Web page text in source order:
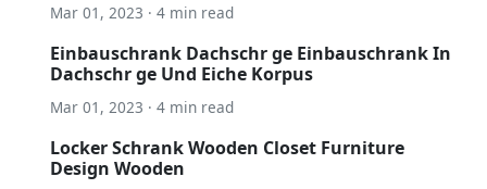
Mar 01, 2023 · 4 min read
Einbauschrank Dachschr ge Einbauschrank In
Dachschr ge Und Eiche Korpus
Mar 01, 2023 · 4 min read
Locker Schrank Wooden Closet Furniture
Design Wooden